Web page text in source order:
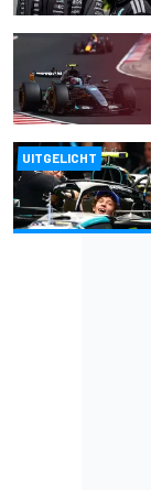
UITGELICHT